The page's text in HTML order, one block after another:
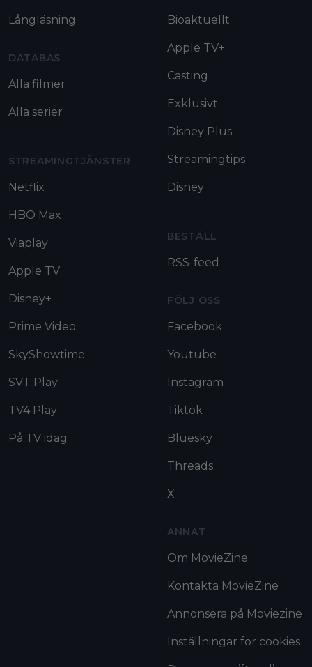
Långläsning
DATABAS
Alla filmer
Alla serier
STREAMINGTJÄNSTER
Netflix
HBO Max
Viaplay
Apple TV
Disney+
Prime Video
SkyShowtime
SVT Play
TV4 Play
På TV idag
Bioaktuellt
Apple TV+
Casting
Exklusivt
Disney Plus
Streamingtips
Disney
BESTÄLL
RSS-feed
FÖLJ OSS
Facebook
Youtube
Instagram
Tiktok
Bluesky
Threads
X
ANNAT
Om MovieZine
Kontakta MovieZine
Annonsera på Moviezine
Inställningar för cookies